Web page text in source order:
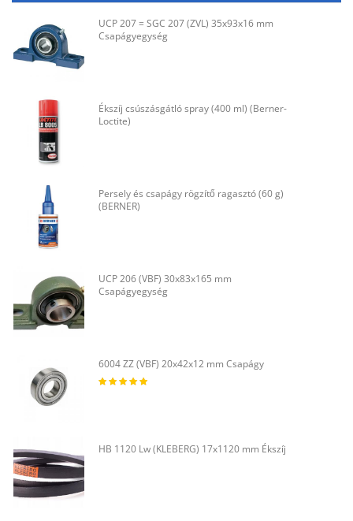
UCP 207 = SGC 207 (ZVL) 35x93x16 mm
Csapágyegység
Ékszíj csúszásgátló spray (400 ml) (Berner-
Loctite)
Persely és csapágy rögzítő ragasztó (60 g)
(BERNER)
UCP 206 (VBF) 30x83x165 mm
Csapágyegység
6004 ZZ (VBF) 20x42x12 mm Csapágy
HB 1120 Lw (KLEBERG) 17x1120 mm Ékszíj